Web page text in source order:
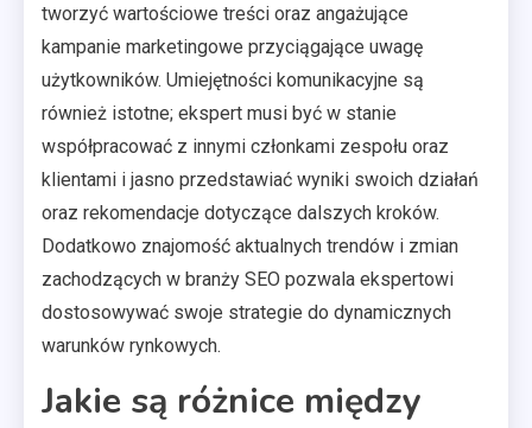
tworzyć wartościowe treści oraz angażujące
kampanie marketingowe przyciągające uwagę
użytkowników. Umiejętności komunikacyjne są
również istotne; ekspert musi być w stanie
współpracować z innymi członkami zespołu oraz
klientami i jasno przedstawiać wyniki swoich działań
oraz rekomendacje dotyczące dalszych kroków.
Dodatkowo znajomość aktualnych trendów i zmian
zachodzących w branży SEO pozwala ekspertowi
dostosowywać swoje strategie do dynamicznych
warunków rynkowych.
Jakie są różnice między